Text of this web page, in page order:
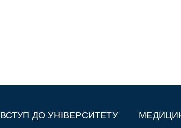
ВСТУП ДО УНІВЕРСИТЕТУ